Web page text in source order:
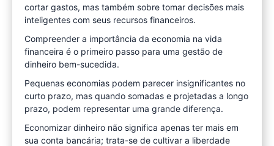
cortar gastos, mas também sobre tomar decisões mais
inteligentes com seus recursos financeiros.
Compreender a importância da economia na vida
financeira é o primeiro passo para uma gestão de
dinheiro bem-sucedida.
Pequenas economias podem parecer insignificantes no
curto prazo, mas quando somadas e projetadas a longo
prazo, podem representar uma grande diferença.
Economizar dinheiro não significa apenas ter mais em
sua conta bancária; trata-se de cultivar a liberdade